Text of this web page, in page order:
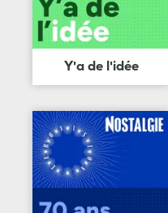
Y'a de l'idée